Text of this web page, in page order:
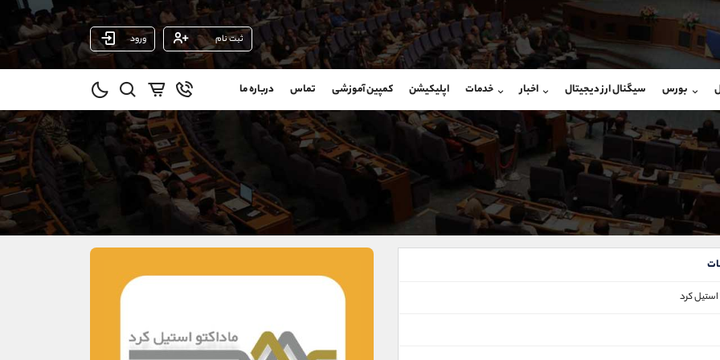
ثبت نام ورود
بورس سیگنال ارز دیجیتال اخبار خدمات اپلیکیشن کمپین آموزشی تماس درباره ما
استيل كرد
شروع گفتگو
@Armteam_admin_33
118
شروع گفتگو
@Armteam_admin_103
داخلی 103
(ایمان پوراسماعیلی)
09927779040
واتساپ شروع گفتگو
تلگرام @Armteam_admin_por
021-22021030
90001030
@alireza.mehrabii
@alirezamehrabi_official